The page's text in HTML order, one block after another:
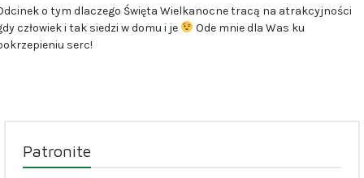
o tym dlaczego Święta Wielkanocne tracą na atrakcyjności
człowiek i tak siedzi w domu i je
Ode mnie dla Was ku
serc!
Patronite